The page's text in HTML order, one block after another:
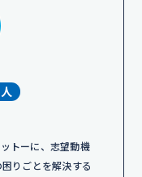
トーに、志望動機
りごとを解決する